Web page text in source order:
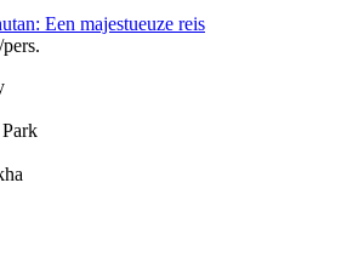
Een majestueuze reis
/pers.